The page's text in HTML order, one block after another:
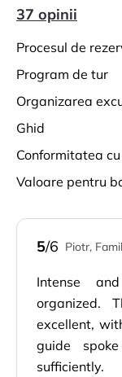
37 opinii
procesul de
program de tur
organizarea
ghid
conformitatea
valoare pentru
5/6 Piotr,
Intense
organized.
excellent,
guide
sufficiently.